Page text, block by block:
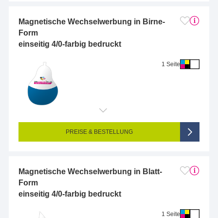
Magnetische Wechselwerbung in Birne-
Form
einseitig 4/0-farbig bedruckt
1 Seite
Endformat (bedruckte Fläche): 2 x 2 cm
Seitigkeit: 1-seitig (Vorderseite bedruckt, Rückseite unbedruckt)
4/0-farbig CMYK (vollfarbig bedruckt)
PREISE & BESTELLUNG
Magnetische Wechselwerbung in Blatt-
Form
einseitig 4/0-farbig bedruckt
1 Seite